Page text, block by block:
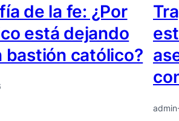
de la fe: ¿Por
está dejando
bastión católico?
admin·